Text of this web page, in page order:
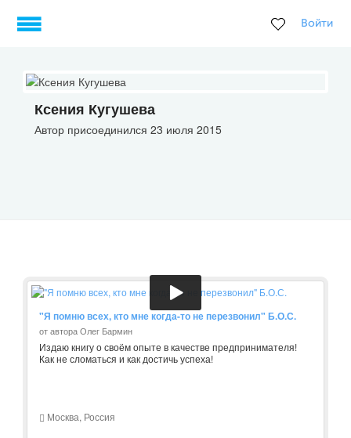
Войти
Ксения Кугушева
Автор присоединился 23 июля 2015
"Я помню всех, кто мне когда-то не перезвонил" Б.О.С.
от автора Олег Бармин
Издаю книгу о своём опыте в качестве предпринимателя!
Как не сломаться и как достичь успеха!
Москва, Россия